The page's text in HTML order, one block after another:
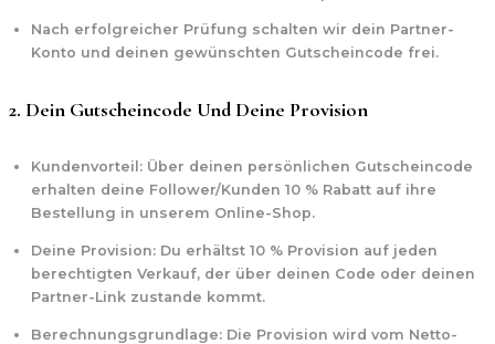
Nach erfolgreicher Prüfung schalten wir dein Partner-
Konto und deinen gewünschten Gutscheincode frei.
2. Dein Gutscheincode Und Deine Provision
Kundenvorteil: Über deinen persönlichen Gutscheincode
erhalten deine Follower/Kunden 10 % Rabatt auf ihre
Bestellung in unserem Online-Shop.
Deine Provision: Du erhältst 10 % Provision auf jeden
berechtigten Verkauf, der über deinen Code oder deinen
Partner-Link zustande kommt.
Berechnungsgrundlage: Die Provision wird vom Netto-